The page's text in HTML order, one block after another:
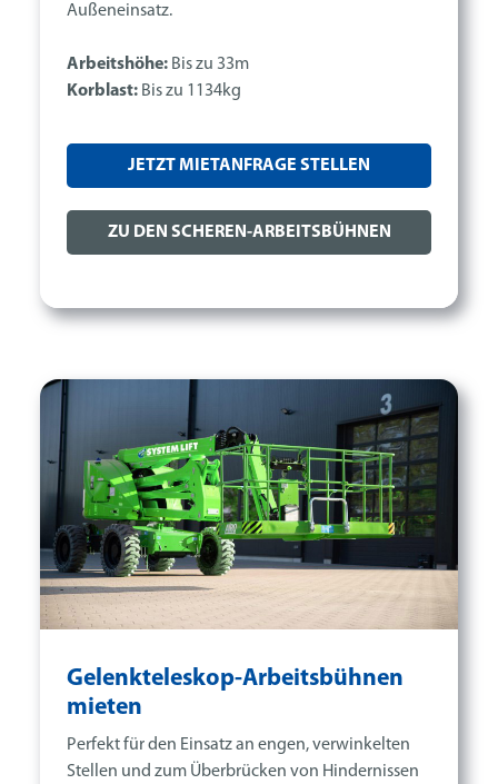
Außeneinsatz.
Arbeitshöhe: Bis zu 33m
Korblast: Bis zu 1134kg
JETZT MIETANFRAGE STELLEN
ZU DEN SCHEREN-ARBEITSBÜHNEN
Gelenkteleskop-Arbeitsbühnen
mieten
Perfekt für den Einsatz an engen, verwinkelten
Stellen und zum Überbrücken von Hindernissen